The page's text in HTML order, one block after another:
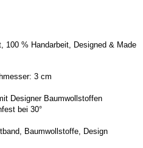
100 % Handarbeit, Designed & Made
3 cm
Designer Baumwollstoffen
bei 30°
, Baumwollstoffe, Design